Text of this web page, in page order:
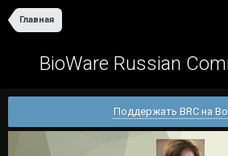
Главная
BioWare Russian
Поддержать BRC на